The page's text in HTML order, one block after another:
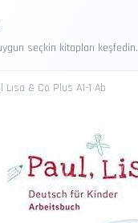
seçkin kitapları keşfedin.
Lısa & Co Plus A1-1 Ab